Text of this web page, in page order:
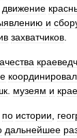
движение
и
захватчиков
краеведч
музеям и
по истории
дальнейшее